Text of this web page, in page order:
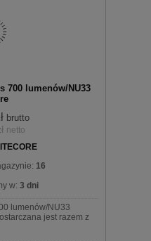
700 lumenów/NU33
brutto
netto
16
w: 3 dni
lumenów/NU33
jest razem z